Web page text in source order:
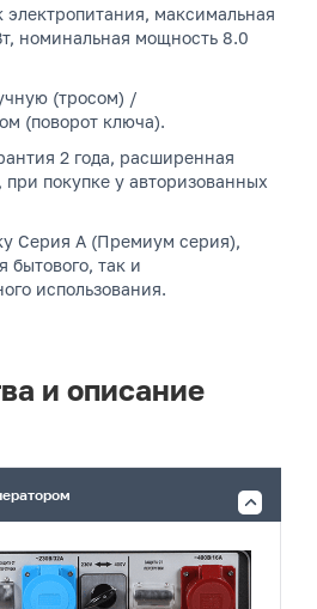
электропитания, максимальная
номинальная мощность 8.0
(тросом) /
(поворот ключа).
2 года, расширенная
при покупке у авторизованных
Серия A (Премиум серия),
бытового, так и
использования.
и описание